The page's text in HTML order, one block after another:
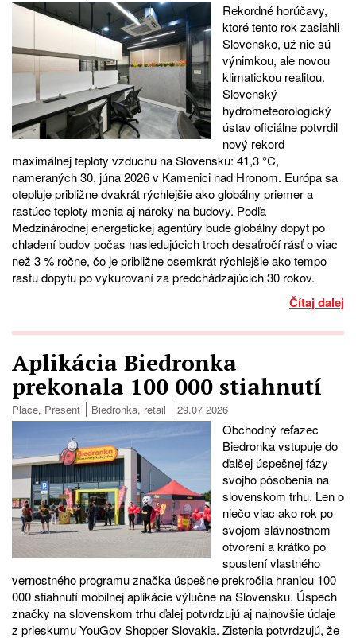
Rekordné horúčavy,
ktoré tento rok zasiahli
Slovensko, už nie sú
výnimkou, ale novou
klimatickou realitou.
Slovenský
hydrometeorologický
ústav oficiálne potvrdil
nový rekord
maximálnej teploty vzduchu na Slovensku: 41,3 °C,
nameraných 30. júna 2026 v Kamenici nad Hronom. Európa sa
otepľuje približne dvakrát rýchlejšie ako globálny priemer a
rastúce teploty menia aj nároky na budovy. Podľa
Medzinárodnej energetickej agentúry bude globálny dopyt po
chladení budov počas nasledujúcich troch desaťročí rásť o viac
než 3 % ročne, čo je približne osemkrát rýchlejšie ako tempo
rastu dopytu po vykurovaní za predchádzajúcich 30 rokov.
Čítaj dalej
Aplikácia Biedronka
prekonala 100 000 stiahnutí
Place, Present Biedronka, retail 29.07 2026
Obchodný reťazec
Biedronka vstupuje do
ďalšej úspešnej fázy
svojho pôsobenia na
slovenskom trhu. Len o
niečo viac ako rok po
svojom slávnostnom
otvorení a krátko po
spustení vlastného
vernostného programu značka úspešne prekročila hranicu 100
000 stiahnutí mobilnej aplikácie výlučne na Slovensku. Úspech
značky na slovenskom trhu ďalej potvrdzujú aj najnovšie údaje
z prieskumu YouGov Shopper Slovakia. Zistenia potvrdzujú, že